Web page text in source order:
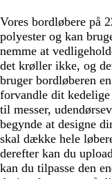
Vores bordløbere på
polyester og kan
nemme at
det krøller ikke, og
bruger bordløberen
forvandle dit
til messer,
begynde at designe
skal dække hele
derefter kan du
kan du tilpasse den